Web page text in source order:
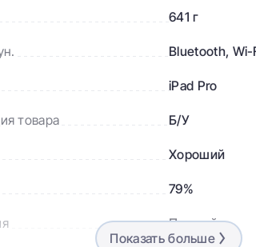
641 г
Bluetooth, Wi-
iPad Pro
товара Б/У
Хороший
79%
Полный
Показать больше